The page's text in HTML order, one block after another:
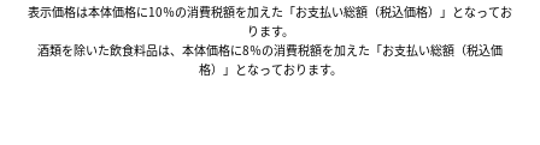
表示価格は本体価格に10％の消費税額を加えた「お支払い総額（税込価格）」となってお
ります。
酒類を除いた飲食料品は、本体価格に8％の消費税額を加えた「お支払い総額（税込価
格）」となっております。